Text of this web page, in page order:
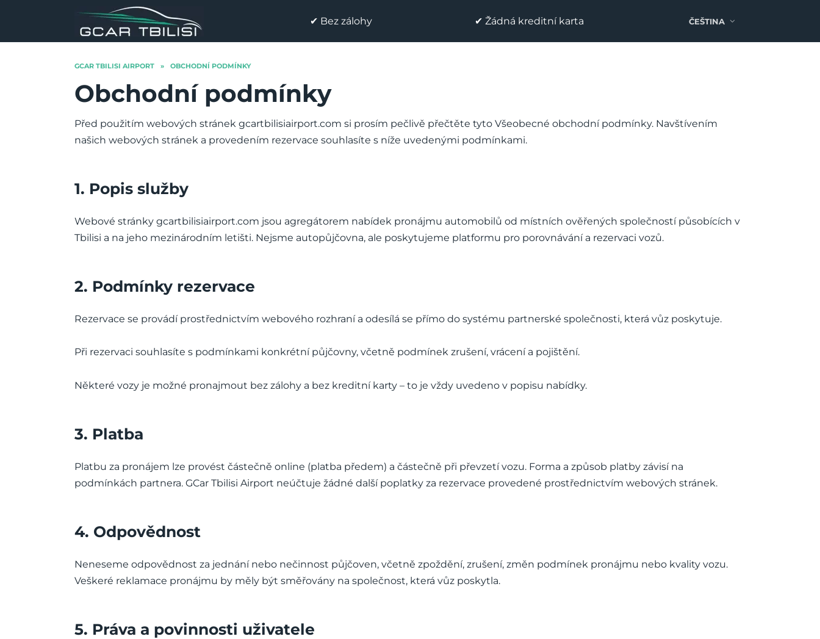
✔ Bez zálohy ✔ Žádná kreditní karta ČEŠTINA
GCAR TBILISI AIRPORT » OBCHODNÍ PODMÍNKY
Obchodní podmínky
Před použitím webových stránek gcartbilisiairport.com si prosím pečlivě přečtěte tyto Všeobecné obchodní podmínky. Navštívením
našich webových stránek a provedením rezervace souhlasíte s níže uvedenými podmínkami.
1. Popis služby
Webové stránky gcartbilisiairport.com jsou agregátorem nabídek pronájmu automobilů od místních ověřených společností působících v
Tbilisi a na jeho mezinárodním letišti. Nejsme autopůjčovna, ale poskytujeme platformu pro porovnávání a rezervaci vozů.
2. Podmínky rezervace
Rezervace se provádí prostřednictvím webového rozhraní a odesílá se přímo do systému partnerské společnosti, která vůz poskytuje.
Při rezervaci souhlasíte s podmínkami konkrétní půjčovny, včetně podmínek zrušení, vrácení a pojištění.
Některé vozy je možné pronajmout bez zálohy a bez kreditní karty – to je vždy uvedeno v popisu nabídky.
3. Platba
Platbu za pronájem lze provést částečně online (platba předem) a částečně při převzetí vozu. Forma a způsob platby závisí na
podmínkách partnera. GCar Tbilisi Airport neúčtuje žádné další poplatky za rezervace provedené prostřednictvím webových stránek.
4. Odpovědnost
Neneseme odpovědnost za jednání nebo nečinnost půjčoven, včetně zpoždění, zrušení, změn podmínek pronájmu nebo kvality vozu.
Veškeré reklamace pronájmu by měly být směřovány na společnost, která vůz poskytla.
5. Práva a povinnosti uživatele